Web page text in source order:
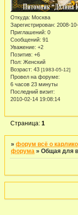
Откуда: Москва
Зарегистрирован: 2008-
Приглашений: 0
Сообщений: 91
Уважение: +2
Позитив: +6
Пол: Женский
Возраст: 43 [1983-05-12]
Провел на форуме:
6 часов 23 минуты
Последний визит:
2010-02-14 19:08:14
Страница:1
»форум всё о
форума »Общая для